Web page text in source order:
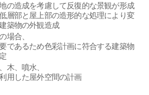
の造成を考慮して反復的な景観が形成
層部と屋上部の造形的な処理により変
築物の外観造成
場合、
であるため色彩計画に符合する建築物
木、噴水、
用した屋外空間の計画